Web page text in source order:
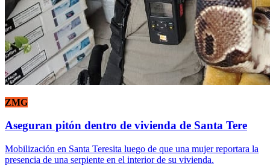
ZMG
Aseguran pitón dentro de vivienda de Santa Tere
Mobilización en Santa Teresita luego de que una mujer reportara la
presencia de una serpiente en el interior de su vivienda.